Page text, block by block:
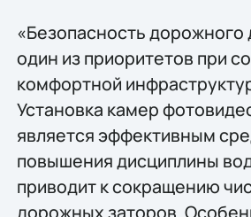
«Безопасность дорожного
один из приоритетов при
комфортной
Установка камер
является эффективным
повышения дисциплины
приводит к сокращению
дорожных заторов.